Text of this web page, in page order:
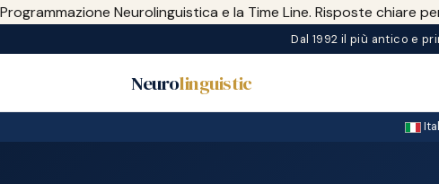
Programmazione Neurolinguistica e la Time Line. Risposte chiare
Dal 1992 il più antico e
Neurolinguistic